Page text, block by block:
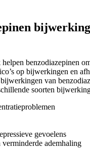
benzodiazepinen
op bijwerkingen en
van
soorten
gevoelens
ademhaling